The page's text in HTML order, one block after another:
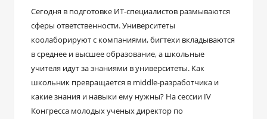
Сегодня в подготовке ИТ-специалистов размываются
сферы ответственности. Университеты
коолаборируют с компаниями, бигтехи вкладываются
в среднее и высшее образование, а школьные
учителя идут за знаниями в университеты. Как
школьник превращается в middle-разработчика и
какие знания и навыки ему нужны? На сессии IV
Конгресса молодых ученых директор по